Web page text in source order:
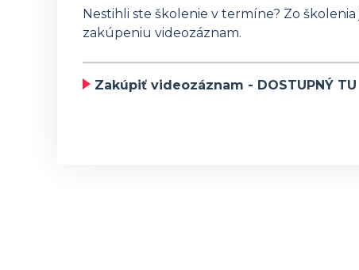
Nestihli ste školenie v termíne? Zo
zakúpeniu videozáznam.
Zakúpiť videozáznam - DOSTUPNÝ TU